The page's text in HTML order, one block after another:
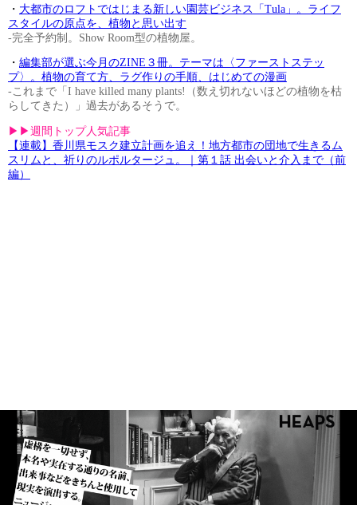
・ 大都市のロフトではじまる新しい園芸ビジネス「Tula」。ライフ
スタイルの原点を、植物と思い出す
-完全予約制。Show Room型の植物屋。
・ 編集部が選ぶ今月のZINE３冊。テーマは〈ファーストステッ
プ〉。植物の育て方、ラグ作りの手順、はじめての漫画
-これまで「I have killed many plants!（数え切れないほどの植物を枯
らしてきた）」過去があるそうで。
▶︎▶︎週間トップ人気記事
【連載】香川県モスク建立計画を追え！地方都市の団地で生きるム
スリムと、祈りのルポルタージュ。｜第１話 出会いと介入まで（前
編）